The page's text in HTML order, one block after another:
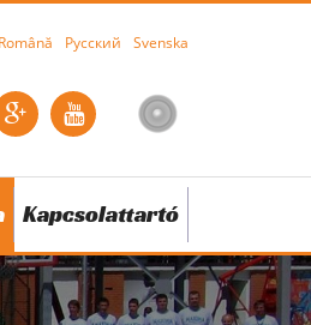
Română Русский Svenska
Kapcsolattartó